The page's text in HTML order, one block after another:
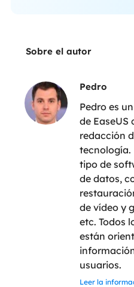
Sobre el autor
Pedro
Pedro es
de EaseUS
redacción
tecnología.
tipo de
de datos,
de vídeo y
etc. Todos
están
usuarios.
Leer la